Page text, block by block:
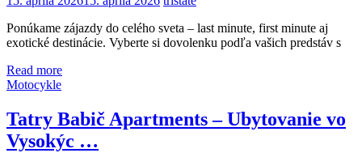
Ponúkame zájazdy do celého sveta – last minute, first minute aj
exotické destinácie. Vyberte si dovolenku podľa vašich predstáv s
Read more
Motocykle
Tatry Babič Apartments – Ubytovanie vo
Vysokýc …